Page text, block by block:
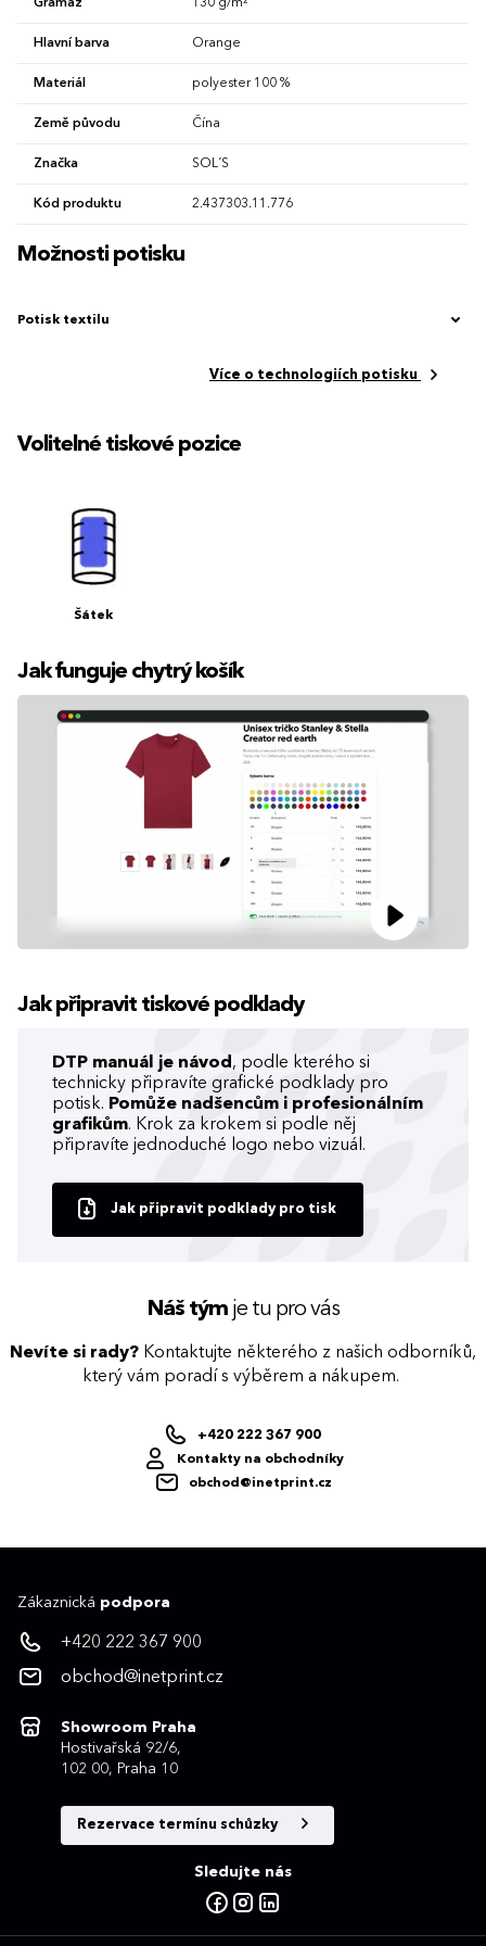
Gramáž 130 g/m²
Hlavní barva Orange
Materiál polyester 100 %
Země původu Čína
Značka SOL´S
Kód produktu 2.437303.11.776
Možnosti potisku
Potisk textilu
Více o technologiích potisku
Volitelné tiskové pozice
Šátek
Jak funguje chytrý košík
Jak připravit tiskové podklady
DTP manuál je návod , podle kterého si
technicky připravíte grafické podklady pro
potisk. Pomůže nadšencům i profesionálním
grafikům. Krok za krokem si podle něj
připravíte jednoduché logo nebo vizuál.
Jak připravit podklady pro tisk
Náš týmje tu pro vás
Nevíte si rady? Kontaktujte některého z našich odborníků,
který vám poradí s výběrem a nákupem.
+420 222 367 900
Kontakty na obchodníky
obchod@inetprint.cz
Zákaznická podpora
+420 222 367 900
obchod@inetprint.cz
Showroom Praha
Hostivařská 92/6,
102 00, Praha 10
Rezervace termínu schůzky
Sledujte nás